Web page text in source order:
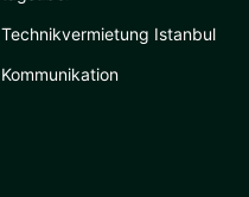
Technikvermietung Istanbul
Kommunikation